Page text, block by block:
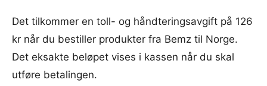
Det tilkommer en toll- og håndteringsavgift på 126
kr når du bestiller produkter fra Bemz til Norge.
Det eksakte beløpet vises i kassen når du skal
utføre betalingen.